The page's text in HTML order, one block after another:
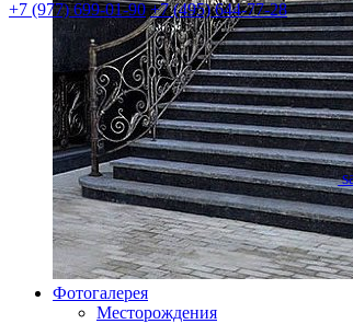
Фотогалерея
Месторождения
+7 (977) 699-01-90 +7 (495) 644-77-28